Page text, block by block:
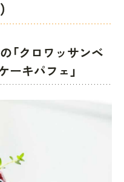
「クロワッサンベ
ーキパフェ」